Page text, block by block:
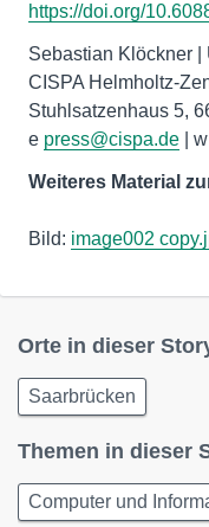
https://doi.org/
Sebastian Klöckner |
CISPA Helmholtz-
Stuhlsatzenhaus 5,
e press@cispa.de | w
Weiteres Material
Bild: image002
Orte in dieser
Saarbrücken
Themen in dieser
Computer und